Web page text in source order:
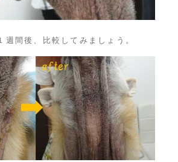
週間後、比較してみましょう。